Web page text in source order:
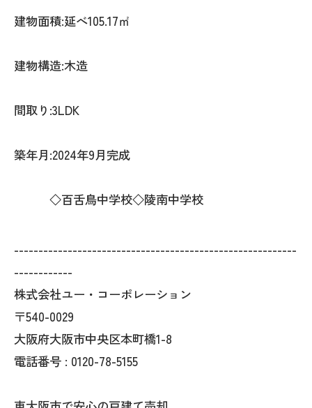
建物面積:延べ105.17㎡
建物構造:木造
間取り:3LDK
築年月:2024年9月完成
◇百舌鳥中学校◇陵南中学校
----------------------------------------------------------
------------
株式会社ユー・コーポレーション
〒540-0029
大阪府大阪市中央区本町橋1-8
電話番号 : 0120-78-5155